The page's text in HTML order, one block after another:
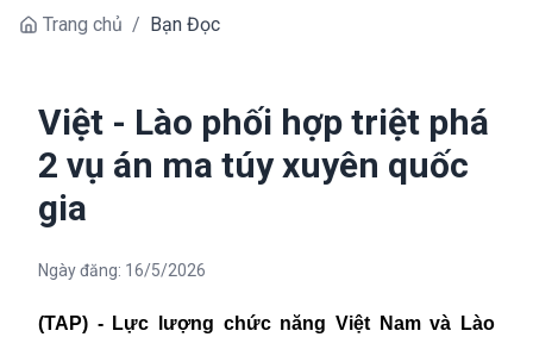
Trang chủ / Bạn Đọc
Việt - Lào phối hợp triệt phá
2 vụ án ma túy xuyên quốc
gia
Ngày đăng: 16/5/2026
(TAP) - Lực lượng chức năng Việt Nam và Lào